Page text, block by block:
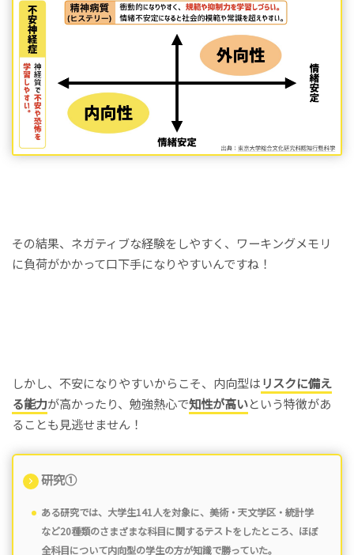
その結果、ネガティブな経験をしやすく、ワーキングメモリ
に負荷がかかって口下手になりやすいんですね！
しかし、不安になりやすいからこそ、内向型はリスクに備え
る能力が高かったり、勉強熱心で知性が高いという特徴があ
ることも見逃せません！
研究①
ある研究では、大学生141人を対象に、美術・天文学区・統計学
など20種類のさまざまな科目に関するテストをしたところ、ほぼ
全科目について内向型の学生の方が知識で勝っていた。